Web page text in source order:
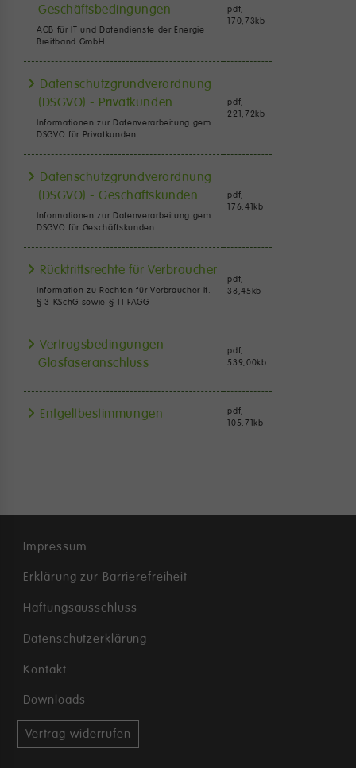
Geschäftsbedingungen
AGB für IT und Datendienste der Energie
Breitband GmbH
pdf,
170,73kb
Datenschutzgrundverordnung
(DSGVO) - Privatkunden
Informationen zur Datenverarbeitung gem.
DSGVO für Privatkunden
pdf,
221,72kb
Datenschutzgrundverordnung
(DSGVO) - Geschäftskunden
Informationen zur Datenverarbeitung gem.
DSGVO für Geschäftskunden
pdf,
176,41kb
Rücktrittsrechte für Verbraucher
Information zu Rechten für Verbraucher lt.
§ 3 KSchG sowie § 11 FAGG
pdf,
38,45kb
Vertragsbedingungen
Glasfaseranschluss
pdf,
539,00kb
Entgeltbestimmungen
pdf,
105,71kb
Impressum
Erklärung zur Barrierefreiheit
Haftungsausschluss
Datenschutzerklärung
Kontakt
Downloads
Vertrag widerrufen